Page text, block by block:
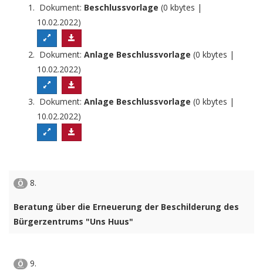
Dokument: Beschlussvorlage (0 kbytes |
10.02.2022)
Dokument: Anlage Beschlussvorlage (0 kbytes |
10.02.2022)
Dokument: Anlage Beschlussvorlage (0 kbytes |
10.02.2022)
Ö 8.
Beratung über die Erneuerung der Beschilderung des
Bürgerzentrums "Uns Huus"
Ö 9.